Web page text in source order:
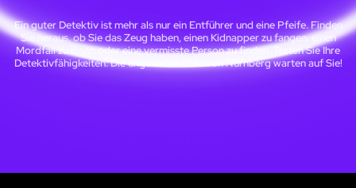
Ein guter Detektiv ist mehr als nur ein Entführer und eine Pfeife. Finden
Sie heraus, ob Sie das Zeug haben, einen Kidnapper zu fangen, einen
Mordfall zu lösen oder eine vermisste Person zu finden. Testen Sie Ihre
Detektivfähigkeiten: Die ungelösten Fälle von Nürnberg warten auf Sie!